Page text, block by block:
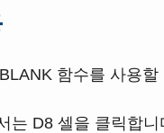
함수를 사용할
는 D8 셀을 클릭합니